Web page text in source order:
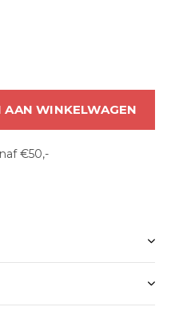
AAN WINKELWAGEN
€50,-